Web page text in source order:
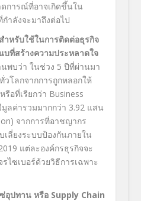
ดการณ์ที่อาจเกิดขึ้นใน
ำลังจะมาถึงต่อไป
ำหรับใช้ในการติดต่อธุรกิจ
บที่สร้างความประหลาดใจ
พบว่า ในช่วง 5 ปีที่ผ่านมา
วโลกจากการถูกหลอกให้
รือที่เรียกว่า Business
ลค่ารวมมากกว่า 3.92 แสน
จากการที่อาชญากร
ลี่ยงระบบป้องกันภายใน
แต่ละองค์กรธุรกิจจะ
ไซเบอร์ด้วยวิธีการเฉพาะ
อุปทาน หรือ Supply Chain